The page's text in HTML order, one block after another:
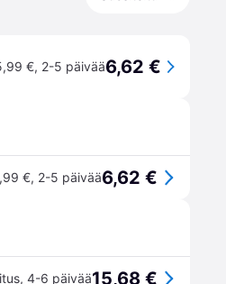
€, 2-5 päivää6,62 €
€, 2-5 päivää6,62 €
, 4-6 päivää15,68 €